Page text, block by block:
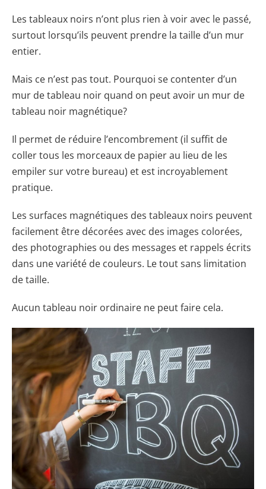
Les tableaux noirs n’ont plus rien à voir avec le passé,
surtout lorsqu’ils peuvent prendre la taille d’un mur
entier.
Mais ce n’est pas tout. Pourquoi se contenter d’un
mur de tableau noir quand on peut avoir un mur de
tableau noir magnétique?
Il permet de réduire l’encombrement (il suffit de
coller tous les morceaux de papier au lieu de les
empiler sur votre bureau) et est incroyablement
pratique.
Les surfaces magnétiques des tableaux noirs peuvent
facilement être décorées avec des images colorées,
des photographies ou des messages et rappels écrits
dans une variété de couleurs. Le tout sans limitation
de taille.
Aucun tableau noir ordinaire ne peut faire cela.